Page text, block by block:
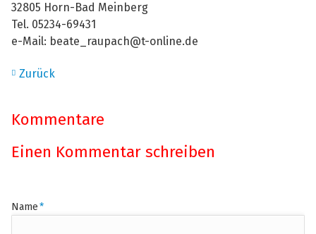
32805 Horn-Bad Meinberg
Tel. 05234-69431
e-Mail: beate_raupach@t-online.de
Zurück
Kommentare
Einen Kommentar schreiben
Pflichtfeld
Name*